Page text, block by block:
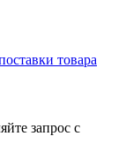
товара
запрос с